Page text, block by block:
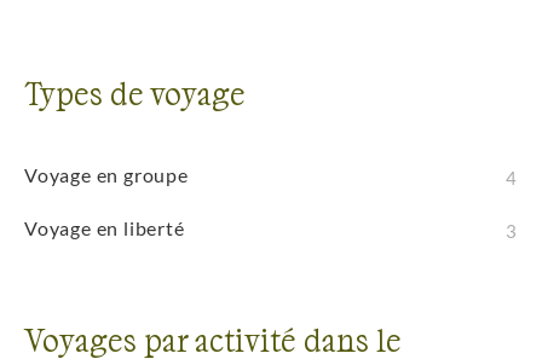
Types de voyage
Voyage en groupe 4
Voyage en liberté 3
Voyages par activité dans le